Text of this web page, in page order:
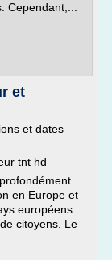
et
et dates
tnt hd
en Europe et
européens
citoyens. Le